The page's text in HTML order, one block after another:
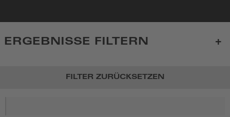
Startseite
ERGEBNISSE FILTERN
FILTER ZURÜCKSETZEN